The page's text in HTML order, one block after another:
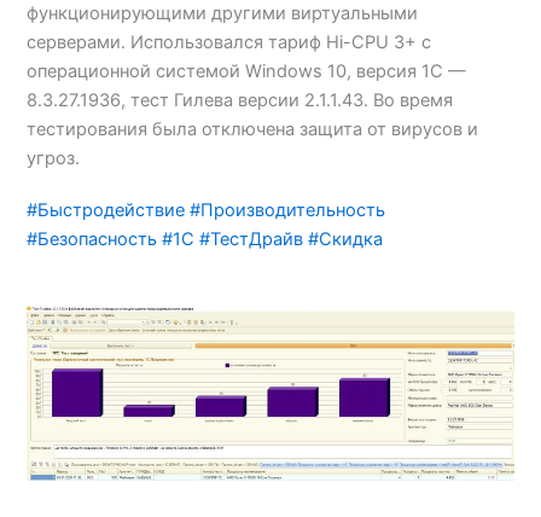
функционирующими другими виртуальными
серверами. Использовался тариф Hi-CPU 3+ с
операционной системой Windows 10, версия 1С —
8.3.27.1936, тест Гилева версии 2.1.1.43. Во время
тестирования была отключена защита от вирусов и
угроз.
#Быстродействие #Производительность
#Безопасность #1С #ТестДрайв #Скидка